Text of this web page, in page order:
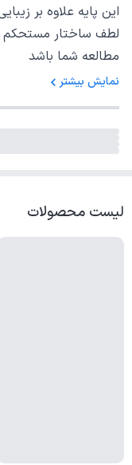
این پایه علاوه بر
لطف ساختار مستحکم
مطالعه شما باشد
نمایش بیشتر
لیست محصولات